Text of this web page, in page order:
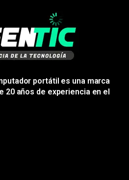
portátil es una marca
20 años de experiencia en el